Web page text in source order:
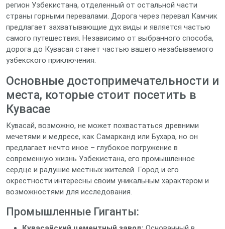
регион Узбекистана, отделенный от остальной части
страны горными перевалами. Дорога через перевал Камчик
предлагает захватывающие дух виды и является частью
самого путешествия. Независимо от выбранного способа,
дорога до Кувасая станет частью вашего незабываемого
узбекского приключения.
Основные достопримечательности и
места, которые стоит посетить в
Кувасае
Кувасай, возможно, не может похвастаться древними
мечетями и медресе, как Самарканд или Бухара, но он
предлагает нечто иное – глубокое погружение в
современную жизнь Узбекистана, его промышленное
сердце и радушие местных жителей. Город и его
окрестности интересны своим уникальным характером и
возможностями для исследования.
Промышленные Гиганты: